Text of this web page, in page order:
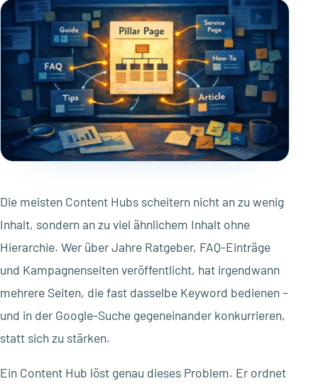
Die meisten Content Hubs scheitern nicht an zu wenig
Inhalt, sondern an zu viel ähnlichem Inhalt ohne
Hierarchie. Wer über Jahre Ratgeber, FAQ-Einträge
und Kampagnenseiten veröffentlicht, hat irgendwann
mehrere Seiten, die fast dasselbe Keyword bedienen –
und in der Google-Suche gegeneinander konkurrieren,
statt sich zu stärken.
Ein Content Hub löst genau dieses Problem. Er ordnet